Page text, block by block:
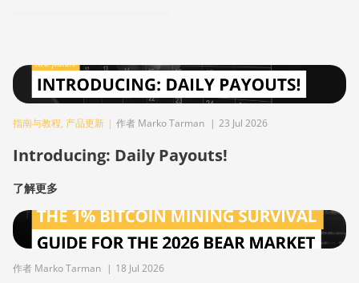
指南与教程, 产品更新 | 作者 Marko Tarman | 23 Jul 2026
Introducing: Daily Payouts!
了解更多
作者 Marko Tarman | 18 Jul 2026